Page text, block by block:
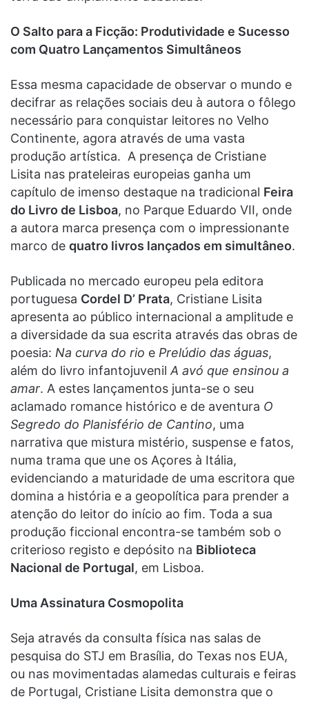
O Salto para a Ficção: Produtividade e Sucesso
com Quatro Lançamentos Simultâneos
Essa mesma capacidade de observar o mundo e
decifrar as relações sociais deu à autora o fôlego
necessário para conquistar leitores no Velho
Continente, agora através de uma vasta
produção artística. A presença de Cristiane
Lisita nas prateleiras europeias ganha um
capítulo de imenso destaque na tradicional Feira
do Livro de Lisboa, no Parque Eduardo VII, onde
a autora marca presença com o impressionante
marco de quatro livros lançados em simultâneo.
Publicada no mercado europeu pela editora
portuguesa Cordel D’ Prata, Cristiane Lisita
apresenta ao público internacional a amplitude e
a diversidade da sua escrita através das obras de
poesia: Na curva do rio e Prelúdio das águas,
além do livro infantojuvenil A avó que ensinou a
amar. A estes lançamentos junta-se o seu
aclamado romance histórico e de aventura O
Segredo do Planisfério de Cantino, uma
narrativa que mistura mistério, suspense e fatos,
numa trama que une os Açores à Itália,
evidenciando a maturidade de uma escritora que
domina a história e a geopolítica para prender a
atenção do leitor do início ao fim. Toda a sua
produção ficcional encontra-se também sob o
criterioso registo e depósito na Biblioteca
Nacional de Portugal, em Lisboa.
Uma Assinatura Cosmopolita
Seja através da consulta física nas salas de
pesquisa do STJ em Brasília, do Texas nos EUA,
ou nas movimentadas alamedas culturais e feiras
de Portugal, Cristiane Lisita demonstra que o